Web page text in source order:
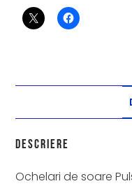
Descriere
Ochelari de soare